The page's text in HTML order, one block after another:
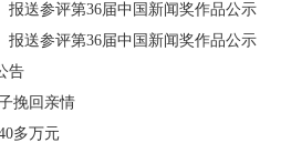
报送参评第36届中国新闻奖作品公示
报送参评第36届中国新闻奖作品公示
告
挽回亲情
多万元